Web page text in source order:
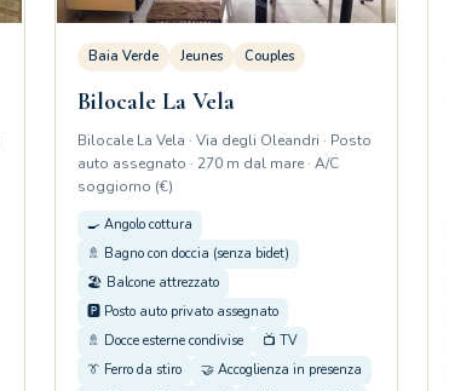
Baia Verde Jeunes Couples
Bilocale La Vela
Bilocale La Vela · Via degli Oleandri · Posto
auto assegnato · 270 m dal mare · A/C
soggiorno (€)
🍳 Angolo cottura
🚿 Bagno con doccia (senza bidet)
🏖️ Balcone attrezzato
🅿️ Posto auto privato assegnato
🚿 Docce esterne condivise
📺 TV
👔 Ferro da stiro
🤝 Accoglienza in presenza